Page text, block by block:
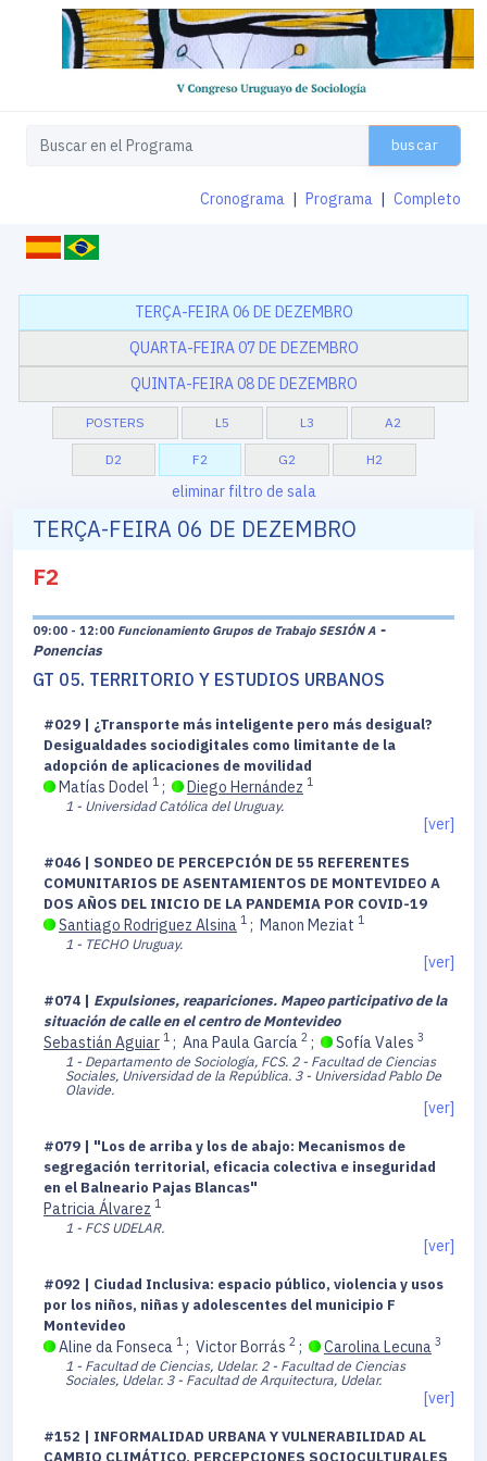
buscar
Cronograma | Programa | Completo
TERÇA-FEIRA 06 DE DEZEMBRO
QUARTA-FEIRA 07 DE DEZEMBRO
QUINTA-FEIRA 08 DE DEZEMBRO
POSTERS L5 L3 A2
D2 F2 G2 H2
eliminar filtro de sala
TERÇA-FEIRA 06 DE DEZEMBRO
F2
09:00 - 12:00 Funcionamiento Grupos de Trabajo SESIÓN A -
Ponencias
GT 05. TERRITORIO Y ESTUDIOS URBANOS
#029 | ¿Transporte más inteligente pero más desigual?
Desigualdades sociodigitales como limitante de la
adopción de aplicaciones de movilidad
Matías Dodel 1 ; Diego Hernández 1
1 - Universidad Católica del Uruguay.
[ver]
#046 | SONDEO DE PERCEPCIÓN DE 55 REFERENTES
COMUNITARIOS DE ASENTAMIENTOS DE MONTEVIDEO A
DOS AÑOS DEL INICIO DE LA PANDEMIA POR COVID-19
Santiago Rodriguez Alsina 1 ; Manon Meziat 1
1 - TECHO Uruguay.
[ver]
#074 | Expulsiones, reapariciones. Mapeo participativo de la
situación de calle en el centro de Montevideo
Sebastián Aguiar 1 ; Ana Paula García 2 ; Sofía Vales 3
1 - Departamento de Sociología, FCS. 2 - Facultad de Ciencias
Sociales, Universidad de la República. 3 - Universidad Pablo De
Olavide.
[ver]
#079 | "Los de arriba y los de abajo: Mecanismos de
segregación territorial, eficacia colectiva e inseguridad
en el Balneario Pajas Blancas"
Patricia Álvarez 1
1 - FCS UDELAR.
[ver]
#092 | Ciudad Inclusiva: espacio público, violencia y usos
por los niños, niñas y adolescentes del municipio F
Montevideo
Aline da Fonseca 1 ; Victor Borrás 2 ; Carolina Lecuna 3
1 - Facultad de Ciencias, Udelar. 2 - Facultad de Ciencias
Sociales, Udelar. 3 - Facultad de Arquitectura, Udelar.
[ver]
#152 | INFORMALIDAD URBANA Y VULNERABILIDAD AL
CAMBIO CLIMÁTICO, PERCEPCIONES SOCIOCULTURALES